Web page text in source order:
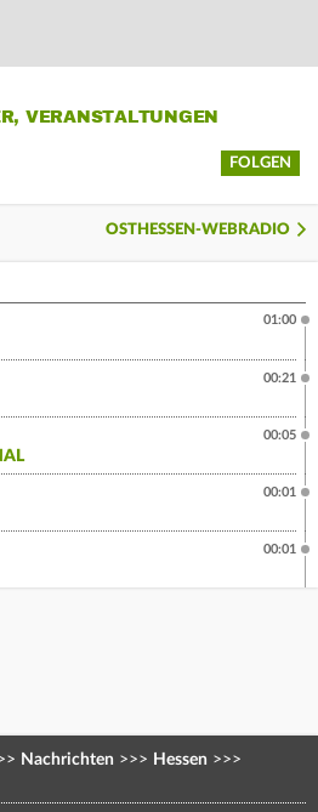
VERANSTALTUNGEN
FOLGEN
OSTHESSEN-WEBRADIO
01:00
00:21
00:05
00:01
00:01
Nachrichten >>> Hessen >>>